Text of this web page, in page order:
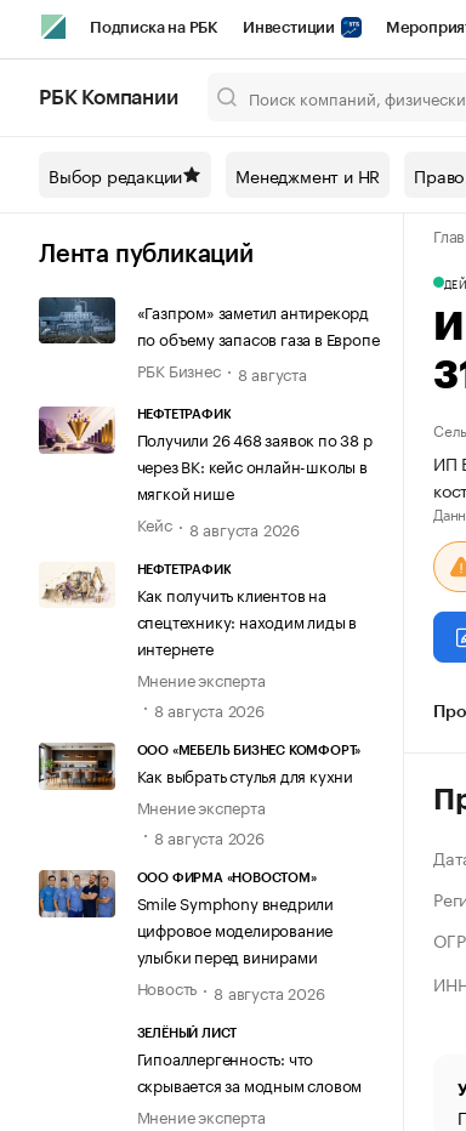
Подписка на РБК Инвестиции
Спецпроекты СПб Конференции СПб
Технологии и медиа Рынок
РБК Компании
Выбор редакции Менеджмент и HR
Лента публикаций
«Газпром» заметил антирекорд
по объему запасов газа в Европе
РБК Бизнес
8 августа
НЕФТЕТРАФИК
Получили 26 468 заявок по 38 р
через ВК: кейс онлайн-школы в
мягкой нише
Кейс
8 августа 2026
НЕФТЕТРАФИК
Как получить клиентов на
спецтехнику: находим лиды в
интернете
Мнение эксперта
8 августа 2026
ООО «МЕБЕЛЬ БИЗНЕС КОМФОРТ»
Как выбрать стулья для кухни
Мнение эксперта
8 августа 2026
ООО ФИРМА «НОВОСТОМ»
Smile Symphony внедрили
цифровое моделирование
улыбки перед винирами
Новость
8 августа 2026
ЗЕЛЁНЫЙ ЛИСТ
Гипоаллергенность: что
скрывается за модным словом
Мнение эксперта
ИП